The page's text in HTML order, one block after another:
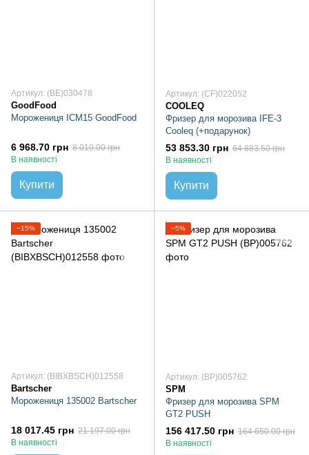
Артикул: (BE)030478
GoodFood
Морожениця ICM15 GoodFood
6 968.70 грн 8 010.00 грн
В наявності
Купити
Артикул: (CF)022052
COOLEQ
Фризер для морозива IFE-3
Cooleq (+подарунок)
53 853.30 грн 64 883.50 грн
В наявності
Купити
−15%
Артикул: (BIBXBSCH)012558
Bartscher
Морожениця 135002 Bartscher
18 017.45 грн 21 197.00 грн
В наявності
−5%
Артикул: (BP)005762
SPM
Фризер для морозива SPM
GT2 PUSH
156 417.50 грн 164 650.00 грн
В наявності